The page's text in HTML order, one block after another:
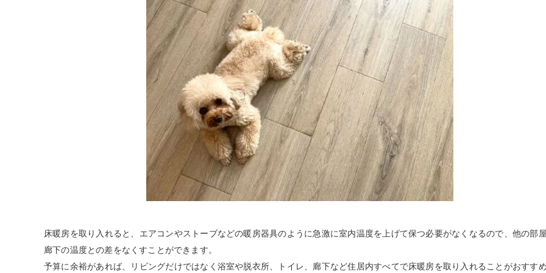
床暖房を取り入れると、エアコンやストーブなどの暖房器具のように急激に室内温度を上げて保つ必要がなくなるので、他の部
廊下の温度との差をなくすことができます。
予算に余裕があれば、リビングだけではなく浴室や脱衣所、トイレ、廊下など住居内すべてで床暖房を取り入れることがおすす